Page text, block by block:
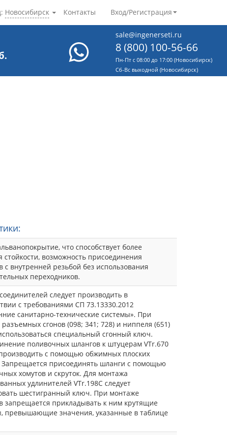
Контакты Вход/Регистрация
Новосибирск
sale@ingenerseti.ru
8 (800) 100-56-66
Пн-Пт с 08:00 до 17:00 (Новосибирск)
Cб-Вс выходной (Новосибирск)
что способствует более
стойкости, возможность присоединения
с внутренней резьбой без использования
переходников.
следует производить в
с требованиями СП 73.13330.2012
санитарно-технические системы». При
сгонов (098; 341; 728) и ниппеля (651)
специальный сгонный ключ.
поливочных шлангов к штуцерам VTr.670
с помощью обжимных плоских
Запрещается присоединять шланги с помощью
хомутов и скруток. Для монтажа
удлинителей VTr.198C следует
шестигранный ключ. При монтаже
запрещается прикладывать к ним крутящие
превышающие значения, указанные в таблице